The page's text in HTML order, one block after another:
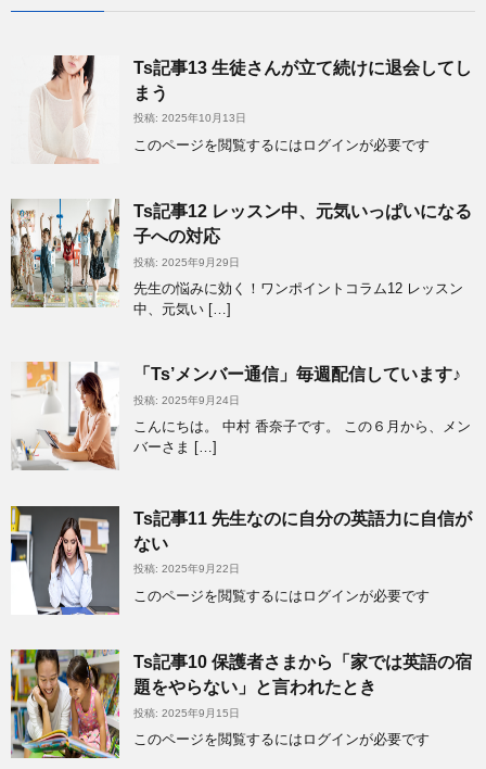
Ts記事13 生徒さんが立て続けに退会してし
まう
投稿: 2025年10月13日
このページを閲覧するにはログインが必要です
Ts記事12 レッスン中、元気いっぱいになる
子への対応
投稿: 2025年9月29日
先生の悩みに効く！ワンポイントコラム12 レッスン
中、元気い […]
「Ts’メンバー通信」毎週配信しています♪
投稿: 2025年9月24日
こんにちは。 中村 香奈子です。 この６月から、メン
バーさま […]
Ts記事11 先生なのに自分の英語力に自信が
ない
投稿: 2025年9月22日
このページを閲覧するにはログインが必要です
Ts記事10 保護者さまから「家では英語の宿
題をやらない」と言われたとき
投稿: 2025年9月15日
このページを閲覧するにはログインが必要です